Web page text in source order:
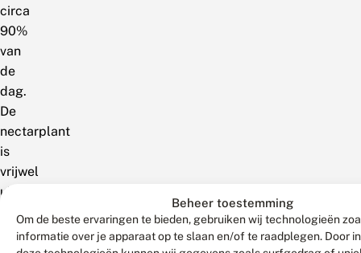
Beheer toestemming
Om de beste ervaringen te bieden, gebruiken wij technologieën
informatie over je apparaat op te slaan en/of te raadplegen. Door
circa
90%
van
de
dag.
De
nectarplant
is
vrijwel
uitsluitend
gewone
dophei.